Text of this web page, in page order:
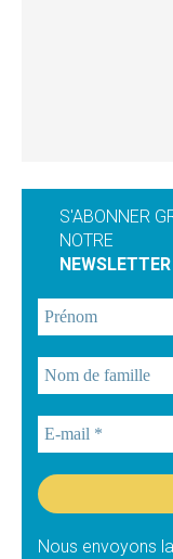
S'ABONNER
NOTRE
Nous envoyons